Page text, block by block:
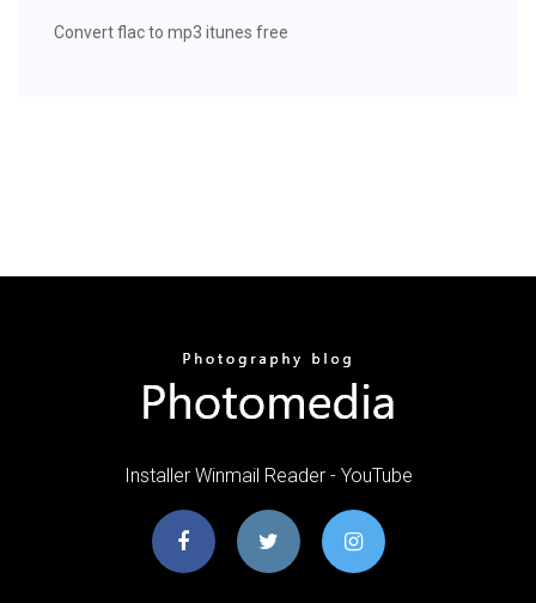
Convert flac to mp3 itunes free
Installer Winmail Reader - YouTube